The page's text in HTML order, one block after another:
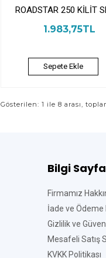
ROADSTAR 250 KİLİT
1.983,75TL
Sepete Ekle
Gösterilen: 1 ile 8 arası,
Bilgi
Firmamız
İade ve Ödeme
Gizlilik ve
Mesafeli Satış
KVKK Politikası